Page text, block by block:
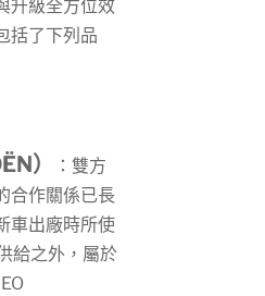
升級全方位效
括了下列品
）
：雙方
合作關係已長
車出廠時所使
給之外，屬於